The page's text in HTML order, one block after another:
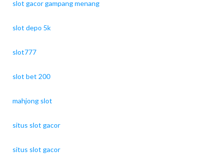
slot gacor gampang menang
slot depo 5k
slot777
slot bet 200
mahjong slot
situs slot gacor
situs slot gacor